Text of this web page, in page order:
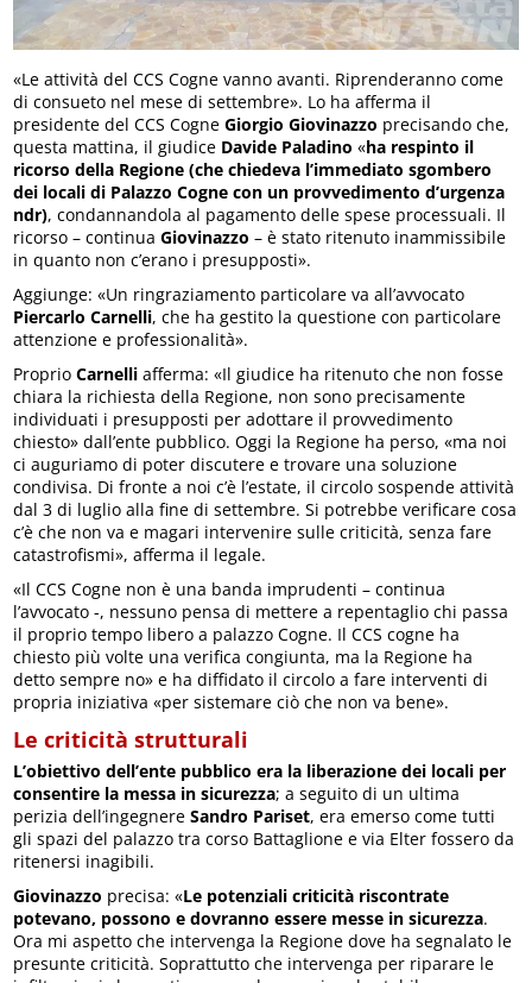
«Le attività del CCS Cogne vanno avanti. Riprenderanno come
di consueto nel mese di settembre». Lo ha afferma il
presidente del CCS CogneGiorgio Giovinazzo precisando che,
questa mattina, il giudice Davide Paladino «ha respinto il
ricorso della Regione (che chiedeva l’immediato sgombero
dei locali di Palazzo Cogne con un provvedimento d’urgenza
ndr), condannandola al pagamento delle spese processuali. Il
ricorso – continuaGiovinazzo – è stato ritenuto inammissibile
in quanto non c’erano i presupposti».
Aggiunge: «Un ringraziamento particolare va all’avvocato
Piercarlo Carnelli, che ha gestito la questione con particolare
attenzione e professionalità».
ProprioCarnelli afferma: «Il giudice ha ritenuto che non fosse
chiara la richiesta della Regione, non sono precisamente
individuati i presupposti per adottare il provvedimento
chiesto» dall’ente pubblico. Oggi la Regione ha perso, «ma noi
ci auguriamo di poter discutere e trovare una soluzione
condivisa. Di fronte a noi c’è l’estate, il circolo sospende attività
dal 3 di luglio alla fine di settembre. Si potrebbe verificare cosa
c’è che non va e magari intervenire sulle criticità, senza fare
catastrofismi», afferma il legale.
«Il CCS Cogne non è una banda imprudenti – continua
l’avvocato -, nessuno pensa di mettere a repentaglio chi passa
il proprio tempo libero a palazzo Cogne. Il CCS cogne ha
chiesto più volte una verifica congiunta, ma la Regione ha
detto sempre no» e ha diffidato il circolo a fare interventi di
propria iniziativa «per sistemare ciò che non va bene».
Le criticità strutturali
L’obiettivo dell’ente pubblico era la liberazione dei locali per
consentire la messa in sicurezza; a seguito di un ultima
perizia dell’ingegnereSandro Pariset, era emerso come tutti
gli spazi del palazzo tra corso Battaglione e via Elter fossero da
ritenersi inagibili.
Giovinazzo precisa: «Le potenziali criticità riscontrate
potevano, possono e dovranno essere messe in sicurezza.
Ora mi aspetto che intervenga la Regione dove ha segnalato le
presunte criticità. Soprattutto che intervenga per riparare le